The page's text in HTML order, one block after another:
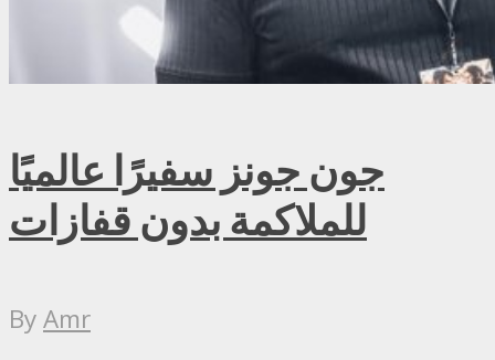
جون جونز سفيرًا عالميًا
للملاكمة بدون قفازات
ByAmr